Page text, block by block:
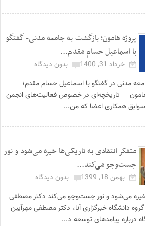
پروژه هامون؛ بازگشت به جامعه مدنی- گفتگو
با اسماعیل حسام مقدم...
خرداد 31, 1400
بدون دیدگاه
مدنی در گفتگو با اسماعیل حسام مقدم؛
هامون تاریخچه‌ای در خصوص فعالیت‌های انجمن
سوابق همکاری اعضا که من...
متفکر انتقادی به تاریکی‌ها خیره می‌شود و نور
جست‌وجو می‌کند...
بهمن 18, 1399
بدون دیدگاه
خیره می‌شود و نور جست‌وجو می‌کند دکتر مصطفی
دانشگاه خبرگزاری آنا، دکتر مصطفی مهرآیین
درباره پیامدهای توسعه د...